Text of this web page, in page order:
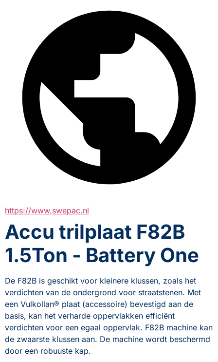
https://www.swepac.nl
Accu trilplaat F82B
1.5Ton - Battery One
De F82B is geschikt voor kleinere klussen, zoals het
verdichten van de ondergrond voor straatstenen. Met
een Vulkollan® plaat (accessoire) bevestigd aan de
basis, kan het verharde oppervlakken efficiënt
verdichten voor een egaal oppervlak. F82B machine kan
de zwaarste klussen aan. De machine wordt beschermd
door een robuuste kap.